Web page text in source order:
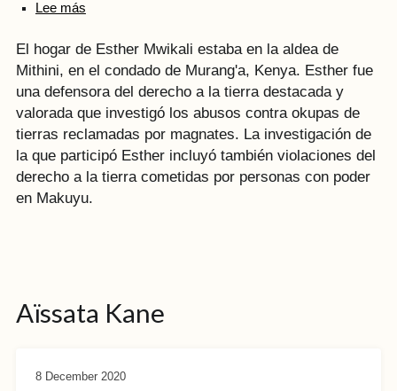
Lee más
El hogar de Esther Mwikali estaba en la aldea de
Mithini, en el condado de Murang'a, Kenya. Esther fue
una defensora del derecho a la tierra destacada y
valorada que investigó los abusos contra okupas de
tierras reclamadas por magnates. La investigación de
la que participó Esther incluyó también violaciones del
derecho a la tierra cometidas por personas con poder
en Makuyu.
Aïssata Kane
8 December 2020